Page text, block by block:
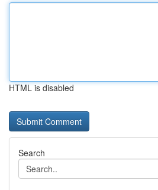
HTML is disabled
Search